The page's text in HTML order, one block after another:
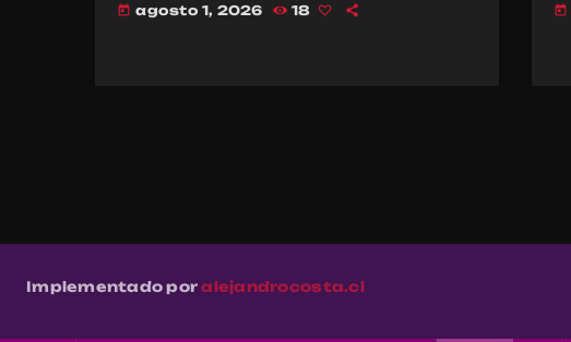
today agosto 1, 2026 18 today
Implementado poralejandrocosta.cl